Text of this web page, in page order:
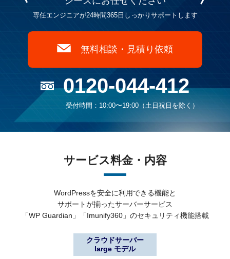
専任エンジニアが24時間365日しっかりサポートします
0120-044-412
受付時間：10:00〜19:00（土日祝日を除く）
無料相談・見積り依頼
サービス料金・内容
WordPressを安全に利用できる機能と
サポートが揃ったサーバーサービス
「WP Guardian」「Imunify360」のセキュリティ機能搭載
クラウドサーバー
large モデル